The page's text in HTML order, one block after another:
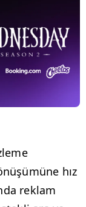
hız
reklam